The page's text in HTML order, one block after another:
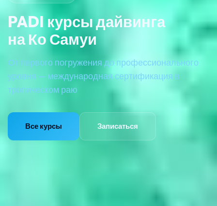
PADI курсы дайвинга
на Ко Самуи
От первого погружения до профессионального
уровня — международная сертификация в
тропическом раю
Все курсы Записаться